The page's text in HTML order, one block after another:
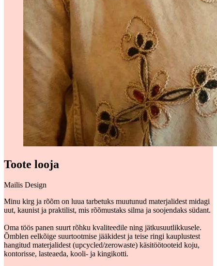
Toote looja
Mailis Design
Minu kirg ja rõõm on luua tarbetuks muutunud materjalidest midagi
uut, kaunist ja praktilist, mis rõõmustaks silma ja soojendaks südant.
Oma töös panen suurt rõhku kvaliteedile ning jätkusuutlikkusele.
Õmblen eelkõige suurtootmise jääkidest ja teise ringi kauplustest
hangitud materjalidest (upcycled/zerowaste) käsitöötooteid koju,
kontorisse, lasteaeda, kooli- ja kingikotti.